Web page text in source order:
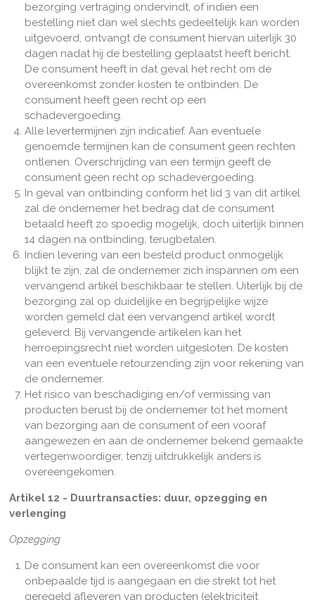
bezorging vertraging ondervindt, of indien een
bestelling niet dan wel slechts gedeeltelijk kan worden
uitgevoerd, ontvangt de consument hiervan uiterlijk 30
dagen nadat hij de bestelling geplaatst heeft bericht.
De consument heeft in dat geval het recht om de
overeenkomst zonder kosten te ontbinden. De
consument heeft geen recht op een
schadevergoeding.
Alle levertermijnen zijn indicatief. Aan eventuele
genoemde termijnen kan de consument geen rechten
ontlenen. Overschrijding van een termijn geeft de
consument geen recht op schadevergoeding.
In geval van ontbinding conform het lid 3 van dit artikel
zal de ondernemer het bedrag dat de consument
betaald heeft zo spoedig mogelijk, doch uiterlijk binnen
14 dagen na ontbinding, terugbetalen.
Indien levering van een besteld product onmogelijk
blijkt te zijn, zal de ondernemer zich inspannen om een
vervangend artikel beschikbaar te stellen. Uiterlijk bij de
bezorging zal op duidelijke en begrijpelijke wijze
worden gemeld dat een vervangend artikel wordt
geleverd. Bij vervangende artikelen kan het
herroepingsrecht niet worden uitgesloten. De kosten
van een eventuele retourzending zijn voor rekening van
de ondernemer.
Het risico van beschadiging en/of vermissing van
producten berust bij de ondernemer tot het moment
van bezorging aan de consument of een vooraf
aangewezen en aan de ondernemer bekend gemaakte
vertegenwoordiger, tenzij uitdrukkelijk anders is
overeengekomen.
Artikel 12 - Duurtransacties: duur, opzegging en
verlenging
Opzegging
De consument kan een overeenkomst die voor
onbepaalde tijd is aangegaan en die strekt tot het
geregeld afleveren van producten (elektriciteit